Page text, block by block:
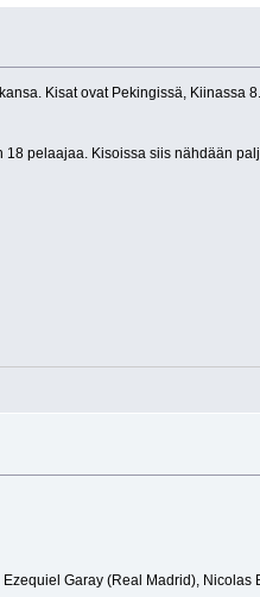
Kisat ovat Pekingissä, Kiinassa
pelaajaa. Kisoissa siis nähdään
Garay (Real Madrid),